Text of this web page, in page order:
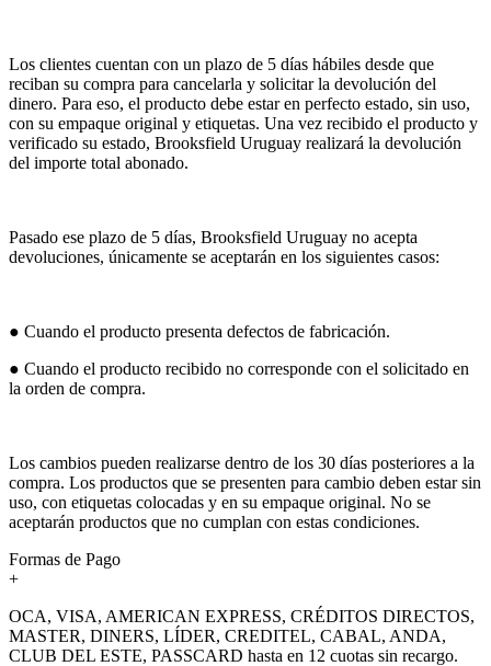
Los clientes cuentan con un plazo de 5 días hábiles desde que
reciban su compra para cancelarla y solicitar la devolución del
dinero. Para eso, el producto debe estar en perfecto estado, sin uso,
con su empaque original y etiquetas. Una vez recibido el producto y
verificado su estado, Brooksfield Uruguay realizará la devolución
del importe total abonado.
Pasado ese plazo de 5 días, Brooksfield Uruguay no acepta
devoluciones, únicamente se aceptarán en los siguientes casos:
● Cuando el producto presenta defectos de fabricación.
● Cuando el producto recibido no corresponde con el solicitado en
la orden de compra.
Los cambios pueden realizarse dentro de los 30 días posteriores a la
compra. Los productos que se presenten para cambio deben estar sin
uso, con etiquetas colocadas y en su empaque original. No se
aceptarán productos que no cumplan con estas condiciones.
Formas de Pago
+
OCA, VISA, AMERICAN EXPRESS, CRÉDITOS DIRECTOS,
MASTER, DINERS, LÍDER, CREDITEL, CABAL, ANDA,
CLUB DEL ESTE, PASSCARD hasta en 12 cuotas sin recargo.